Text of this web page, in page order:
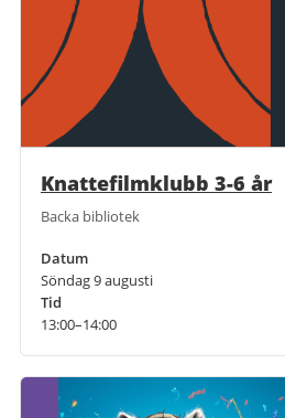
Knattefilmklubb 3-6 år
Backa bibliotek
Datum
Söndag 9 augusti
Tid
13:00–14:00